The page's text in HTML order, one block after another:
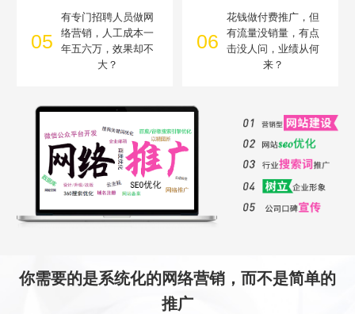
05
有专门招聘人员做网
络营销，人工成本一
年五六万，效果却不
大？
06
花钱做付费推广，但
有流量没销量，有点
击没人问，业绩从何
来？
你需要的是系统化的网络营销，而不是简单的
推广